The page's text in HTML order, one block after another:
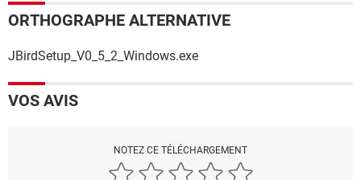
ORTHOGRAPHE ALTERNATIVE
JBirdSetup_V0_5_2_Windows.exe
VOS AVIS
NOTEZ CE TÉLÉCHARGEMENT